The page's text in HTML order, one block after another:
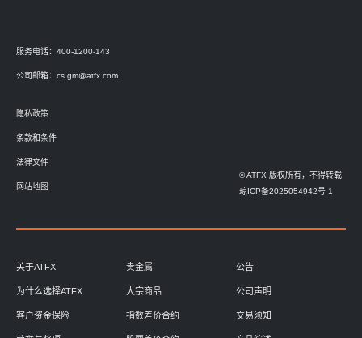
服务电话：400-1200-143
公司邮箱： cs.gm@atfx.com
隐私政策
条款和条件
法律文件
网站地图
© ATFX 版权所有，不得转载
琼ICP备2025054942号-1
关于ATFX
为什么选择ATFX
客户资金保险
贵金属
大宗商品
指数差价合约
公告
公司声明
交易须知